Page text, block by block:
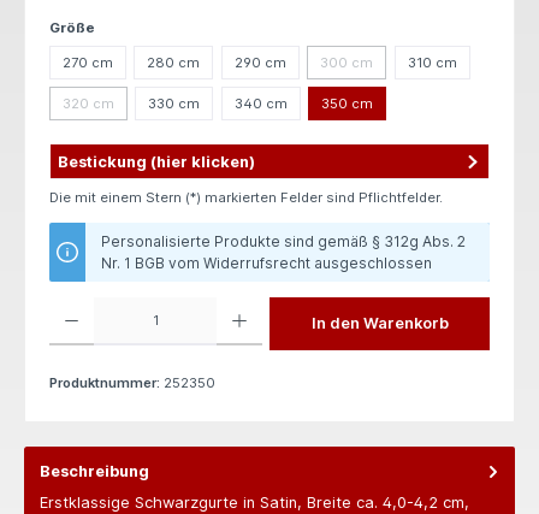
Größe
270 cm 280 cm 290 cm 300 cm(Diese Option ist zurzeit nicht
310 cm
320 cm(Diese Option ist zurzeit nicht verfügbar.)
330 cm 340 cm 350 cm
Bestickung (hier klicken)
Die mit einem Stern (*) markierten Felder sind Pflichtfelder.
Personalisierte Produkte sind gemäß § 312g Abs. 2
Nr. 1 BGB vom Widerrufsrecht ausgeschlossen
In den Warenkorb
Produktnummer: 252350
Beschreibung
Erstklassige Schwarzgurte in Satin, Breite ca. 4,0-4,2 cm,